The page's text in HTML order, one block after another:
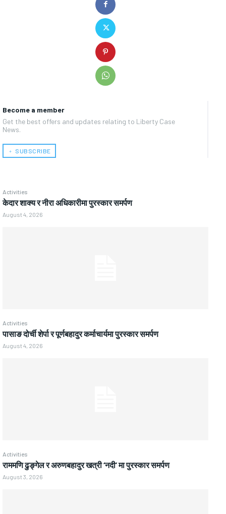
Become a member
Get the best offers and updates relating to Liberty Case
News.
﹢ SUBSCRIBE
Activities
केदार शाक्य र नीरा अधिकारीमा पुरस्कार समर्पण
August 4, 2026
Activities
पासाङ दोर्ची शेर्पा र पूर्णबहादुर कर्माचार्यमा पुरस्कार समर्पण
August 4, 2026
Activities
राममणि ढुङ्गेल र अरुणबहादुर खत्री ‘नदी’ मा पुरस्कार समर्पण
August 3, 2026